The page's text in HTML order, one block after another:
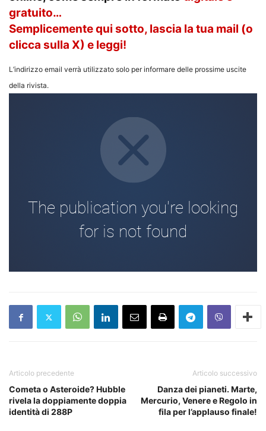
gratuito…
Semplicemente qui sotto, lascia la tua mail (o
clicca sulla X) e leggi!
L’indirizzo email verrà utilizzato solo per informare delle prossime uscite
della rivista.
Articolo precedente
Cometa o Asteroide? Hubble
rivela la doppiamente doppia
identità di 288P
Articolo successivo
Danza dei pianeti. Marte,
Mercurio, Venere e Regolo in
fila per l’applauso finale!